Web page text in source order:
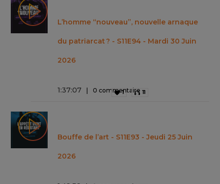
L’homme “nouveau”, nouvelle arnaque
du patriarcat ? - S11E94 - Mardi 30 Juin
2026
1:37:07 0 commentaire
1 11
Bouffe de l’art - S11E93 - Jeudi 25 Juin
2026